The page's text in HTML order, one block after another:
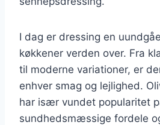
I dag er dressing en
køkkener verden over. Fra
til moderne variationer, er
enhver smag og lejlighed.
har især vundet popularitet
sundhedsmæssige fordele